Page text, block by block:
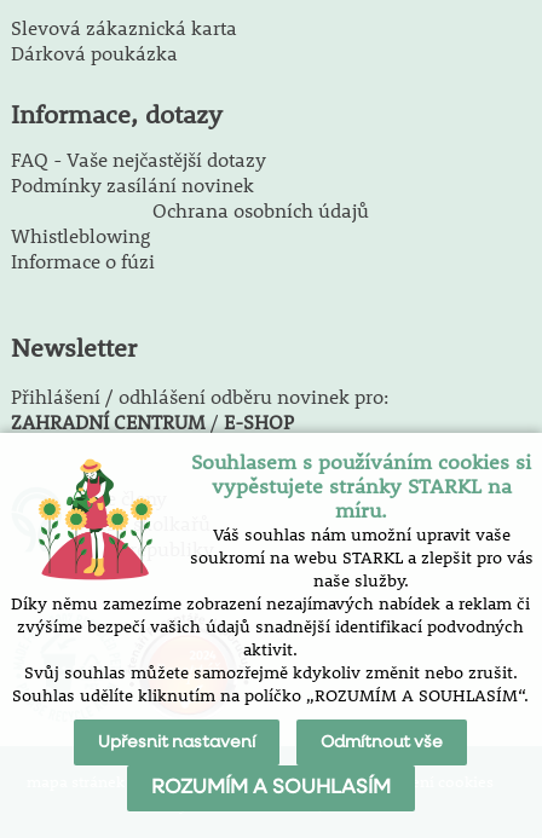
Slevová zákaznická karta
Dárková poukázka
Informace, dotazy
FAQ - Vaše nejčastější dotazy
Podmínky zasílání novinek
Ochrana osobních údajů
Whistleblowing
Informace o fúzi
Newsletter
Přihlášení / odhlášení odběru novinek pro:
ZAHRADNÍ CENTRUM/ E-SHOP
Jsme členy
Svazu školkařů
České republiky
prohlášení o přístupnosti
nastavení cookies
Souhlasem s používáním cookies si
vypěstujete stránky STARKL na
míru.
Váš souhlas nám umožní upravit vaše
soukromí na webu STARKL a zlepšit pro vás
naše služby.
Díky němu zamezíme zobrazení nezajímavých nabídek a reklam či
zvýšíme bezpečí vašich údajů snadnější identifikací podvodných
aktivit.
Svůj souhlas můžete samozřejmě kdykoliv změnit nebo zrušit.
Souhlas udělíte kliknutím na políčko „ROZUMÍM A SOUHLASÍM“.
Upřesnit nastavení Odmítnout vše
ROZUMÍM A SOUHLASÍM